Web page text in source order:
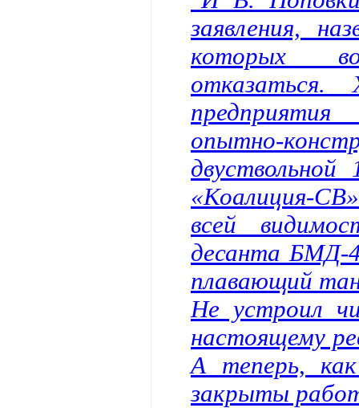
заявления,
которых
опытно-
«Коалиция-
всей
десанта БМД-
плавающий
Не устроил
настоящему
А теперь,
закрыты